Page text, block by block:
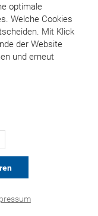
optimale
Welche Cookies
Mit Klick
der Website
und erneut
Verlag Dr. Werner Hippe GmbH